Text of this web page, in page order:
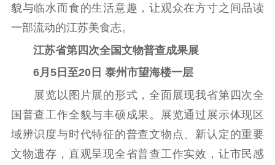
责任编辑注册
业务申报系统
貌与临水而食的生活意趣，让观众在方寸之间品读
一部流动的江苏美食志。
江苏省第四次全国文物普查成果展
6月5日至20日 泰州市望海楼一层
展览以图片展的形式，全面展现我省第四次全
国普查工作全貌与丰硕成果。展览通过展示体现区
域辨识度与时代特征的普查文物点、新认定的重要
文物遗存，直观呈现全省普查工作实效，让市民感